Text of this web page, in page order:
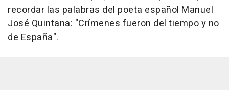
recordar las palabras del poeta español Manuel
José Quintana: "Crímenes fueron del tiempo y no
de España".